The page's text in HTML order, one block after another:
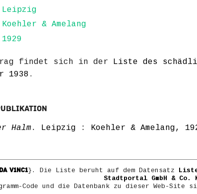
Leipzig
Koehler & Amelang
1929
findet sich in der Liste des
1938 .
Halm. Leipzig : Koehler & Amelang,
V1NC1}. Die Liste beruht auf dem Datensatz
Stadtportal GmbH & Co.
Code und die Datenbank zu dieser Web-Site